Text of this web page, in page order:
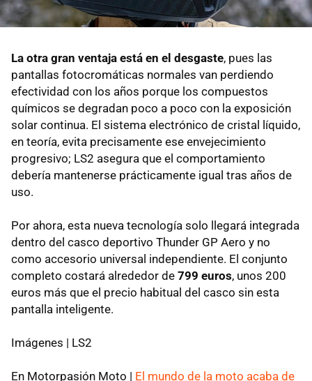
La otra gran ventaja está en el desgaste, pues las
pantallas fotocromáticas normales van perdiendo
efectividad con los años porque los compuestos
químicos se degradan poco a poco con la exposición
solar continua. El sistema electrónico de cristal líquido,
en teoría, evita precisamente ese envejecimiento
progresivo; LS2 asegura que el comportamiento
debería mantenerse prácticamente igual tras años de
uso.
Por ahora, esta nueva tecnología solo llegará integrada
dentro del casco deportivo Thunder GP Aero y no
como accesorio universal independiente. El conjunto
completo costará alrededor de 799 euros, unos 200
euros más que el precio habitual del casco sin esta
pantalla inteligente.
Imágenes | LS2
En Motorpasión Moto | El mundo de la moto acaba de